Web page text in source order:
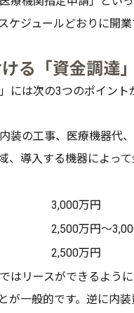
ケジュールどおりに開
る「資金調達
には次の3つのポイント
装の工事、医療機器代
、導入する機器によっ
3,000万円
2,500万円～
2,500万円
はリースができるよう
が一般的です。逆に内